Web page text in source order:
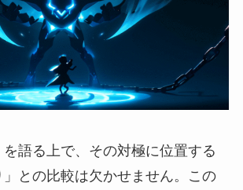
を語る上で、その対極に位置する
との比較は欠かせません。この